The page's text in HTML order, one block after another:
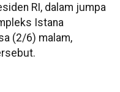
RI, dalam jumpa
Istana
(2/6) malam,